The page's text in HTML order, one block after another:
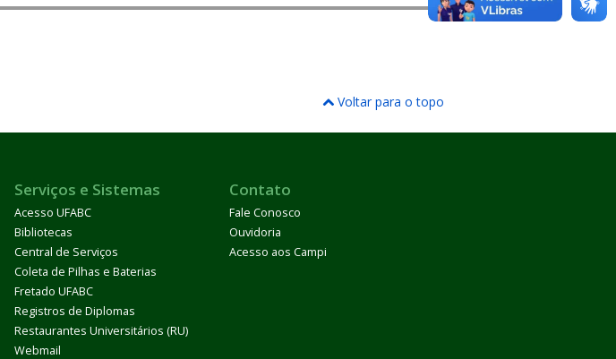
Voltar para o topo
Serviços e Sistemas
Acesso UFABC
Bibliotecas
Central de Serviços
Coleta de Pilhas e Baterias
Fretado UFABC
Registros de Diplomas
Restaurantes Universitários (RU)
Webmail
Contato
Fale Conosco
Ouvidoria
Acesso aos Campi